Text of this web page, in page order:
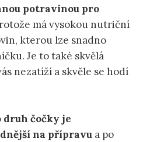
potravinou pro
má vysokou nutriční
kterou lze snadno
Je to také skvělá
nezatíží a skvěle se hodí
druh čočky je
na přípravu a po